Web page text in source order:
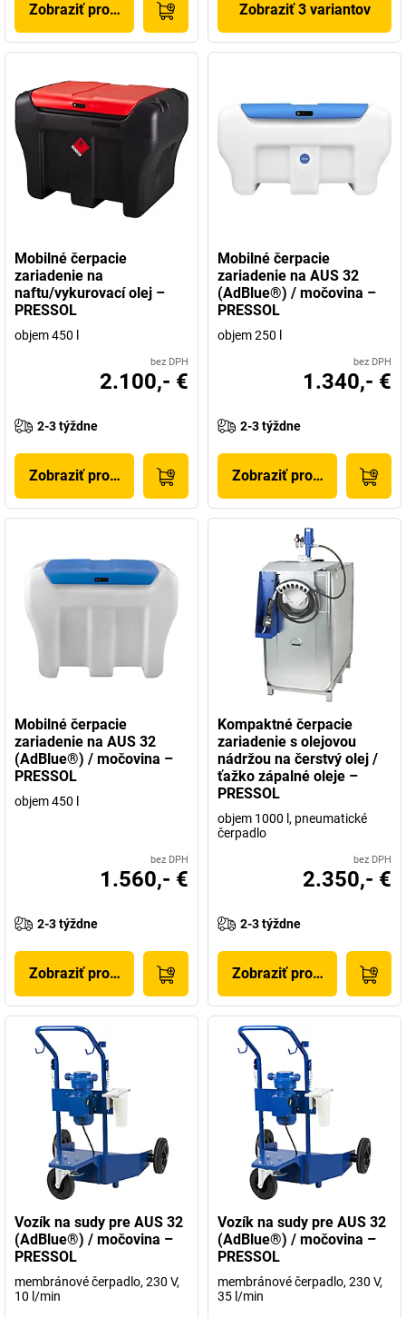
Zobraziť produkt Zobraziť 3 variantov
Mobilné čerpacie
zariadenie na
naftu/vykurovací olej –
PRESSOL
objem 450 l
bez DPH
2.100,- €
2-3 týždne
Zobraziť produkt
Mobilné čerpacie
zariadenie na AUS 32
(AdBlue®) / močovina –
PRESSOL
objem 250 l
bez DPH
1.340,- €
2-3 týždne
Zobraziť produkt
Mobilné čerpacie
zariadenie na AUS 32
(AdBlue®) / močovina –
PRESSOL
objem 450 l
bez DPH
1.560,- €
2-3 týždne
Zobraziť produkt
Kompaktné čerpacie
zariadenie s olejovou
nádržou na čerstvý olej /
ťažko zápalné oleje –
PRESSOL
objem 1000 l, pneumatické
čerpadlo
bez DPH
2.350,- €
2-3 týždne
Zobraziť produkt
Vozík na sudy pre AUS 32
(AdBlue®) / močovina –
PRESSOL
membránové čerpadlo, 230 V,
10 l/min
Vozík na sudy pre AUS 32
(AdBlue®) / močovina –
PRESSOL
membránové čerpadlo, 230 V,
35 l/min